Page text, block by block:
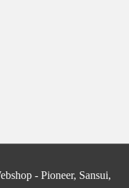
- Pioneer, Sansui,